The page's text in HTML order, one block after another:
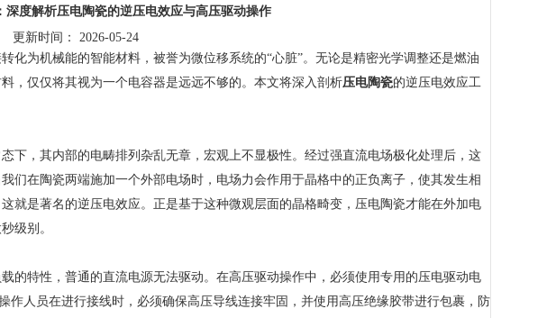
深度解析压电陶瓷的逆压电效应与高压驱动操作
更新时间： 2026-05-24
为机械能的智能材料，被誉为微位移系统的“心脏”。无论是精密光学调整还是燃油
，仅仅将其视为一个电容器是远远不够的。本文将深入剖析压电陶瓷的逆压电效应工
，其内部的电畴排列杂乱无章，宏观上不显极性。经过强直流电场极化处理后，这
们在陶瓷两端施加一个外部电场时，电场力会作用于晶格中的正负离子，使其发生相
就是著名的逆压电效应。正是基于这种微观层面的晶格畸变，压电陶瓷才能在外加电
级别。
特性，普通的直流电源无法驱动。在高压驱动操作中，必须使用专用的压电驱动电
人员在进行接线时，必须确保高压导线连接牢固，并使用高压绝缘胶带进行包裹，防